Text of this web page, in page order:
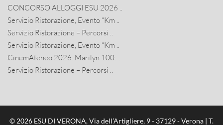
CONCORSO ALLOGGI ESU 2026 ..
Servizio Ristorazione, Evento “Km ..
Servizio Ristorazione – Percorsi ..
Servizio Ristorazione, Evento “Km ..
CinemAteneo 2026. Marilyn 100. ..
Servizio Ristorazione – Percorsi ..
© 2026 ESU DI VERONA, Via dell’Artigliere, 9 - 37129 - Verona | T.